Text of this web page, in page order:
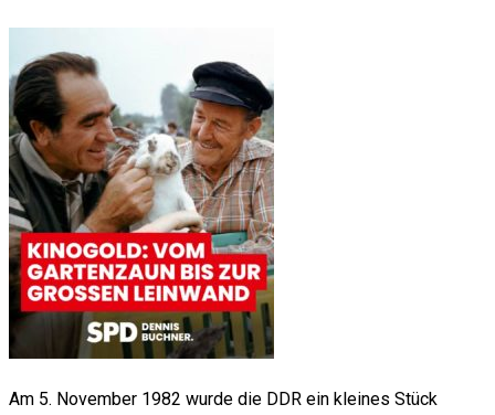
Am 5. November 1982 wurde die DDR ein kleines Stück